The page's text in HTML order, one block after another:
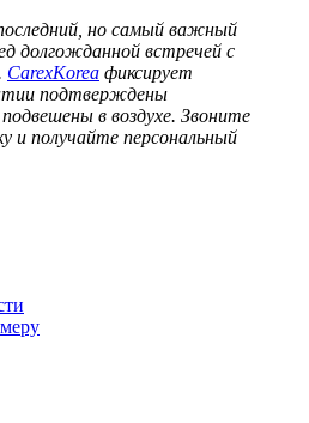
но самый важный
долгожданной встречей с
CarexKorea фиксирует
подтверждены
в воздухе. Звоните
и получайте персональный